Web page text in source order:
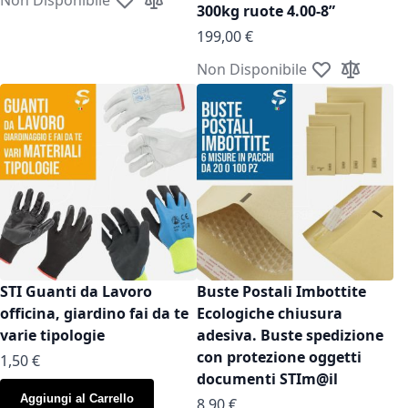
Aggiungi alla lista desideri
Aggiungi al confronto
300kg ruote 4.00-8”
199,00 €
Non Disponibile Aggiungi alla
Aggiungi
STI Guanti da Lavoro
officina, giardino fai da te
varie tipologie
As low as
1,50 €
Aggiungi al Carrello
Buste Postali Imbottite
Ecologiche chiusura
adesiva. Buste spedizione
con protezione oggetti
documenti STIm@il
As low as